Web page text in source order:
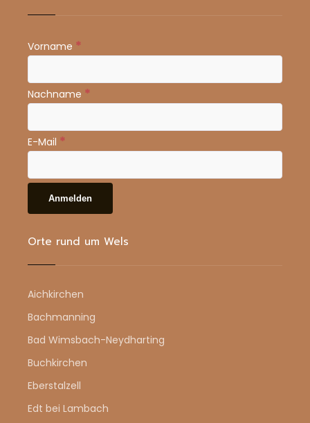
Vorname *
Nachname *
E-Mail *
Orte rund um Wels
Aichkirchen
Bachmanning
Bad Wimsbach-Neydharting
Buchkirchen
Eberstalzell
Edt bei Lambach